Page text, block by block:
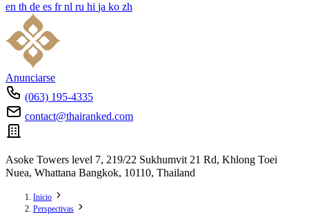
en th de es fr nl ru hi ja ko zh
Anunciarse
(063) 195-4335
contact@thairanked.com
Asoke Towers level 7, 219/22 Sukhumvit 21 Rd, Khlong Toei
Nuea, Whattana Bangkok, 10110, Thailand
Inicio
Perspectivas